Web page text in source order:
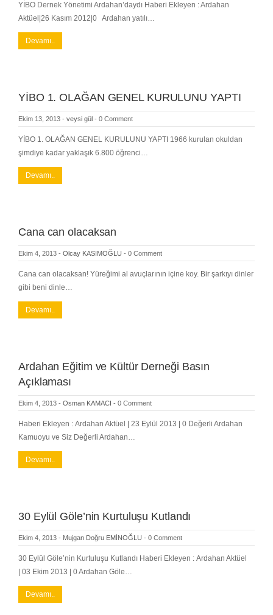
YİBO Dernek Yönetimi Ardahan’daydı Haberi Ekleyen : Ardahan
Aktüel|26 Kasım 2012|0 Ardahan yatılı…
Devamı..
YİBO 1. OLAĞAN GENEL KURULUNU YAPTI
Ekim 13, 2013 - veysi gül - 0 Comment
YİBO 1. OLAĞAN GENEL KURULUNU YAPTI 1966 kurulan okuldan
şimdiye kadar yaklaşık 6.800 öğrenci…
Devamı..
Cana can olacaksan
Ekim 4, 2013 - Olcay KASIMOĞLU - 0 Comment
Cana can olacaksan! Yüreğimi al avuçlarının içine koy. Bir şarkıyı dinler
gibi beni dinle…
Devamı..
Ardahan Eğitim ve Kültür Derneği Basın
Açıklaması
Ekim 4, 2013 - Osman KAMACI - 0 Comment
Haberi Ekleyen : Ardahan Aktüel | 23 Eylül 2013 | 0 Değerli Ardahan
Kamuoyu ve Siz Değerli Ardahan…
Devamı..
30 Eylül Göle’nin Kurtuluşu Kutlandı
Ekim 4, 2013 - Mujgan Doğru EMİNOĞLU - 0 Comment
30 Eylül Göle’nin Kurtuluşu Kutlandı Haberi Ekleyen : Ardahan Aktüel
| 03 Ekim 2013 | 0 Ardahan Göle…
Devamı..